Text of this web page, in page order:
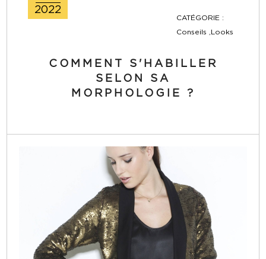
2022
CATÉGORIE :
Conseils ,Looks
COMMENT S'HABILLER
SELON SA
MORPHOLOGIE ?